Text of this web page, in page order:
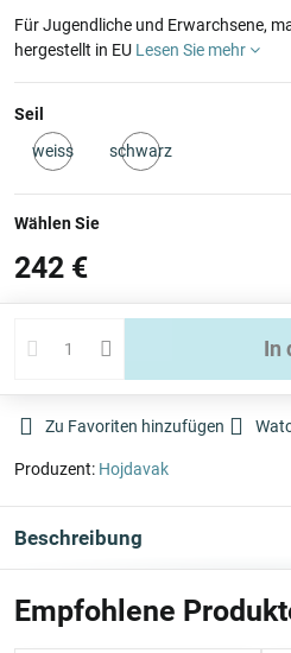
Für Jugendliche und Erwarchsene,
hergestellt in EU Lesen Sie mehr
Seil
weiss
schwarz
Wählen Sie
242 €
In
Zu Favoriten hinzufügen
Produzent: Hojdavak
Beschreibung
Empfohlene